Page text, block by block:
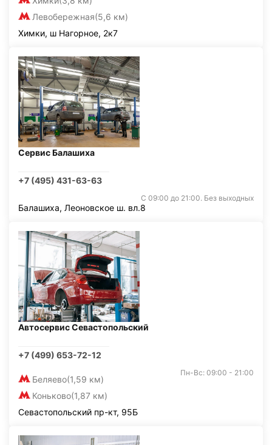
Левобережная(5,6 км)
Химки, ш Нагорное, 2к7
Сервис Балашиха
+7 (495) 431-63-63
С 09:00 до 21:00. Без выходных
Балашиха, Леоновское ш. вл.8
Автосервис Севастопольский
+7 (499) 653-72-12
Беляево(1,59 км)
Коньково(1,87 км)
Пн-Вс: 09:00 - 21:00
Севастопольский пр-кт, 95Б